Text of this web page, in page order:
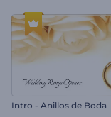
Intro - Anillos de Boda